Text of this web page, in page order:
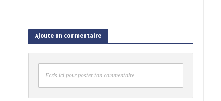
Ajoute un commentaire
Ecris ici pour poster ton commentaire